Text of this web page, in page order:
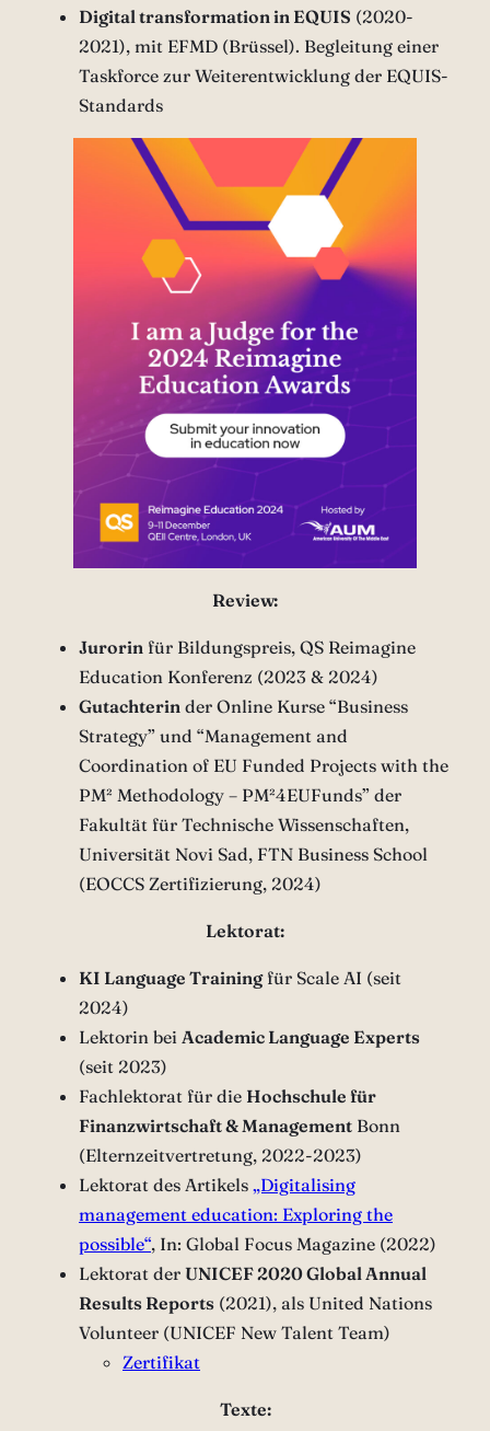
Digital transformation in EQUIS (2020-
2021), mit EFMD (Brüssel). Begleitung einer
Taskforce zur Weiterentwicklung der EQUIS-
Standards
Review:
Jurorin für Bildungspreis, QS Reimagine
Education Konferenz (2023 & 2024)
Gutachterin der Online Kurse “Business
Strategy” und “Management and
Coordination of EU Funded Projects with the
PM² Methodology – PM²4EUFunds” der
Fakultät für Technische Wissenschaften,
Universität Novi Sad, FTN Business School
(EOCCS Zertifizierung, 2024)
Lektorat:
KI Language Trainingfür Scale AI (seit
2024)
Lektorin bei Academic Language Experts
(seit 2023)
Fachlektorat für die Hochschule für
Finanzwirtschaft & Management Bonn
(Elternzeitvertretung, 2022-2023)
Lektorat des Artikels „Digitalising
management education: Exploring the
possible“, In: Global Focus Magazine (2022)
Lektorat der UNICEF 2020 Global Annual
Results Reports (2021), als United Nations
Volunteer (UNICEF New Talent Team)
Zertifikat
Texte: